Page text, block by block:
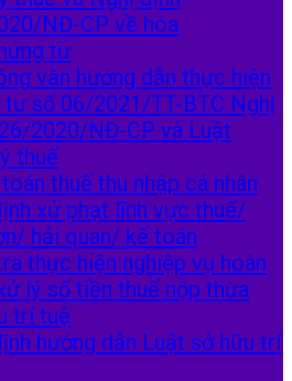
NĐ-CP về hóa
từ
văn hướng dẫn thực hiện
tư số 06/2021/TT-BTC Nghị
2020/NĐ-CP và Luật
thuế
thuế thu nhập cá nhân
xử phạt lĩnh vực thuế/
hải quan/ kế toán
thực hiện nghiệp vụ hoàn
lý số tiền thuế nộp thừa
trí tuệ
hướng dẫn Luật sở hữu trí